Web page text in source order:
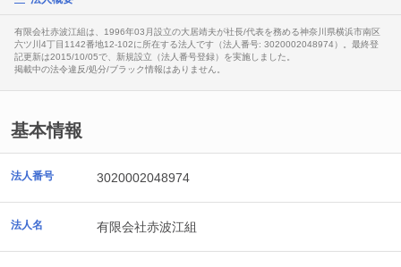
有限会社赤波江組は、1996年03月設立の大居靖夫が社長/代表を務める神奈川県横浜市南区
六ツ川4丁目1142番地12-102に所在する法人です（法人番号: 3020002048974）。最終登
記更新は2015/10/05で、新規設立（法人番号登録）を実施しました。
掲載中の法令違反/処分/ブラック情報はありません。
基本情報
法人番号 3020002048974
法人名 有限会社赤波江組